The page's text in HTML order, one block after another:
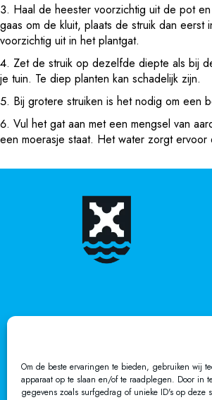
Om de beste ervaringen te bieden, gebruiken wij
apparaat op te slaan en/of te raadplegen. Door in
gegevens zoals surfgedrag of unieke ID's op deze
Haal de heester voorzichtig uit de pot
gaas om de kluit, plaats de struik dan
voorzichtig uit in het plantgat.
Zet de struik op dezelfde diepte als bij
je tuin. Te diep planten kan schadelijk zijn.
Bij grotere struiken is het nodig om een
Vul het gat aan met een mengsel van
een moerasje staat. Het water zorgt